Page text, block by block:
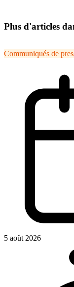
Plus d'articles
Communiqués de
5 août 2026